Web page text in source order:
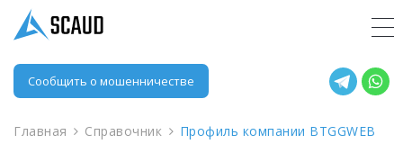
Сообщить о мошенничестве
Главная Справочник Профиль компании BTGGWEB